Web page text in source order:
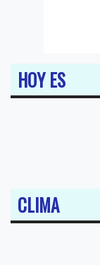
HOY ES
CLIMA